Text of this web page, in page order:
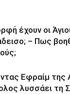
έχουν οι
– Πως
Εφραίμ της
λυσσάει τη